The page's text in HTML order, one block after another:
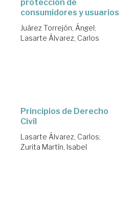
protección de
consumidores y usuarios
Juárez Torrejón, Ángel;
Lasarte Álvarez, Carlos
Principios de Derecho
Civil
Lasarte Álvarez, Carlos;
Zurita Martín, Isabel